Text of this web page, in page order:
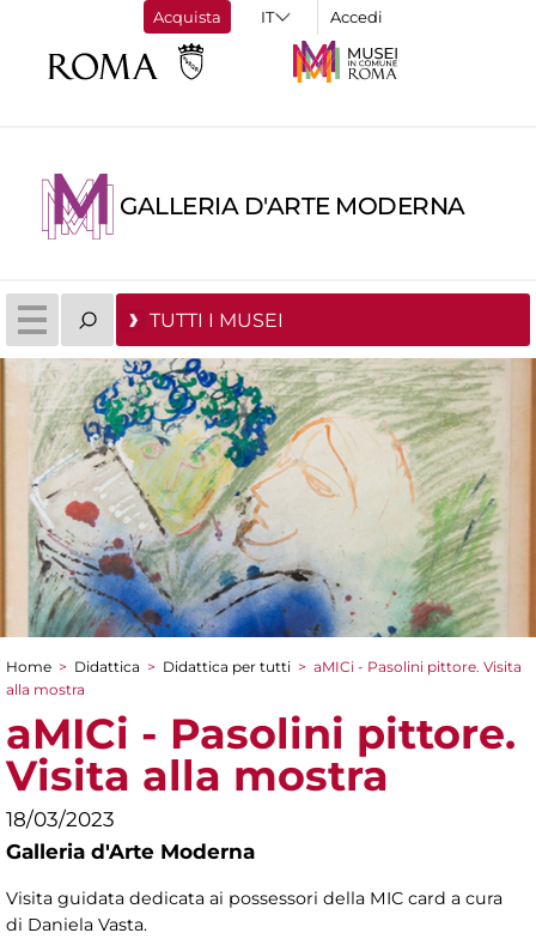
Acquista Accedi
GALLERIA D'ARTE MODERNA
TUTTI I MUSEI
Tu sei qui
Home > Didattica > Didattica per tutti > aMICi - Pasolini pittore. Visita
alla mostra
aMICi - Pasolini pittore.
Visita alla mostra
18/03/2023
Galleria d'Arte Moderna
Visita guidata dedicata ai possessori della MIC card a cura
di Daniela Vasta.